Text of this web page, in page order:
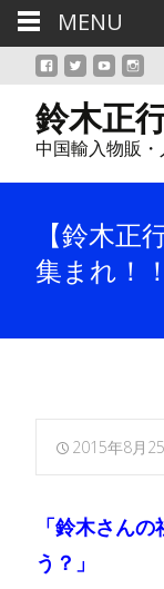
鈴木正
中国輸入物販
【鈴木正
集まれ！！
2015年8月
「鈴木さん
う？」
MENU